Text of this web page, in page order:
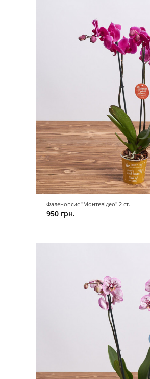
Фаленопсис "Монтевідео" 2 ст.
950 грн.